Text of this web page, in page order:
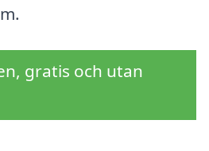
gratis och utan